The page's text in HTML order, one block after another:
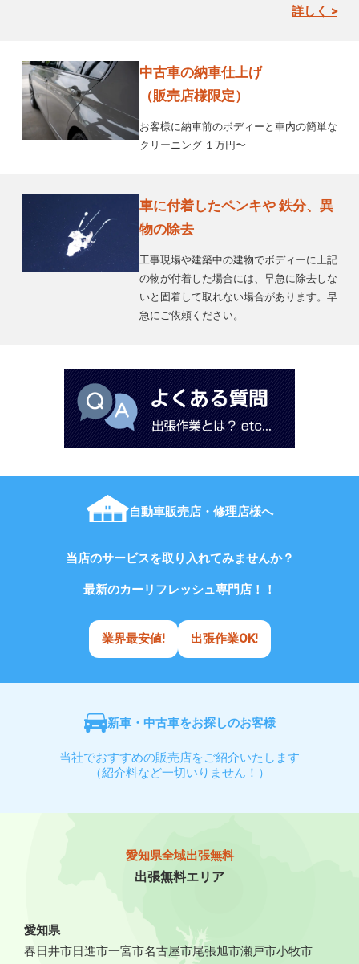
詳しく >
中古車の納車仕上げ
（販売店様限定）
お客様に納車前のボディーと車内の簡単な
クリーニング １万円〜
車に付着したペンキや 鉄分、異
物の除去
工事現場や建築中の建物でボディーに上記
の物が付着した場合には、早急に除去しな
いと固着して取れない場合があります。早
急にご依頼ください。
自動車販売店・修理店様へ
当店のサービスを取り入れてみませんか？
最新のカーリフレッシュ専門店！！
業界最安値! 出張作業OK!
新車・中古車をお探しのお客様
当社でおすすめの販売店をご紹介いたします
（紹介料など一切いりません！）
愛知県全域出張無料
出張無料エリア
愛知県
春日井市日進市一宮市名古屋市尾張旭市瀬戸市小牧市